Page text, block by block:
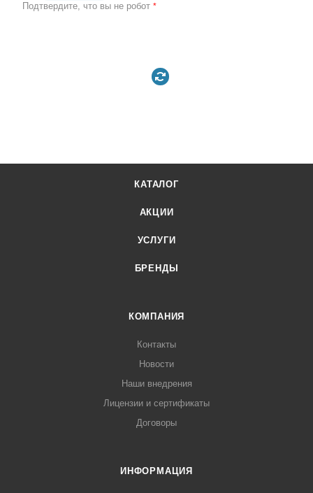
Подтвердите, что вы не робот *
КАТАЛОГ
АКЦИИ
УСЛУГИ
БРЕНДЫ
КОМПАНИЯ
Контакты
Новости
Наши внедрения
Лицензии и сертификаты
Договоры
ИНФОРМАЦИЯ